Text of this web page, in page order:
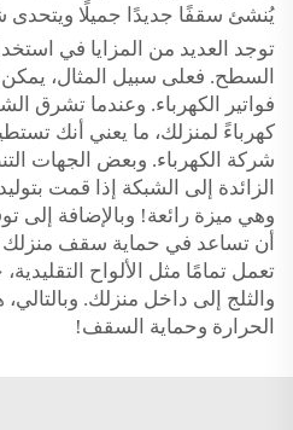
يُنشئ سقفًا جديدًا جميلًا ويتحدى
توجد العديد من المزايا في
السطح. فعلى سبيل المثال،
فواتير الكهرباء. وعندما تشرق
كهرباءً لمنزلك، ما يعني أنك
شركة الكهرباء. وبعض الجهات
الزائدة إلى الشبكة إذا قمت
وهي ميزة رائعة! وبالإضافة إلى
أن تساعد في حماية سقف منزلك
تعمل تمامًا مثل الألواح
والثلج إلى داخل منزلك.
الحرارة وحماية السقف!